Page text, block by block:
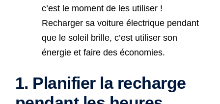
c’est le moment de les utiliser !
Recharger sa voiture électrique pendant
que le soleil brille, c’est utiliser son
énergie et faire des économies.
1. Planifier la recharge